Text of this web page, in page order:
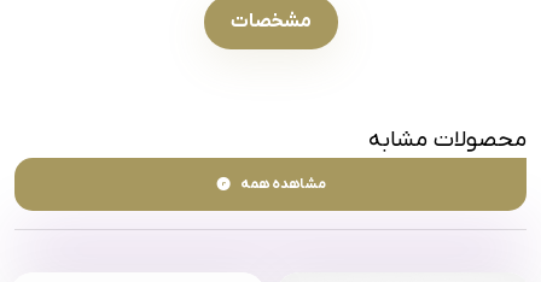
مشخصات
محصولات مشابه
مشاهده همه